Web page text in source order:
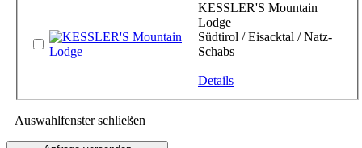
KESSLER'S Mountain
Lodge
Südtirol / Eisacktal / Natz-
Schabs
Details
Auswahlfenster schließen